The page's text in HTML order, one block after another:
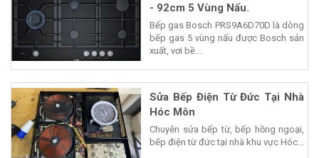
- 92cm 5 Vùng Nấu.
Bếp gas Bosch PRS9A6D70D là dòng
bếp gas 5 vùng nấu được Bosch sản
xuất, vơi bề...
Sửa Bếp Điện Từ Đức Tại Nhà
Hóc Môn
Chuyên sửa bếp từ, bếp hồng ngoại,
bếp điện từ đức tại nhà khu vực Hóc...